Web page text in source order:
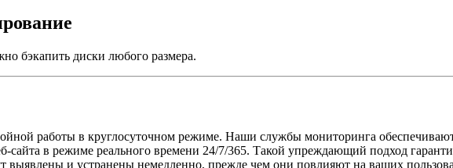
бэкапить диски любого размера.
работы в круглосуточном режиме. Наши службы мониторинга
сайта в режиме реального времени 24/7/365. Такой упреждающий подход
выявлены и устранены немедленно, прежде чем они повлияют на ваших